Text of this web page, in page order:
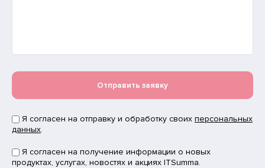
Отправить заявку
Я согласен на отправку и обработку своих персональных
данных.
Я согласен на получение информации о новых
продуктах, услугах, новостях и акциях ITSumma.